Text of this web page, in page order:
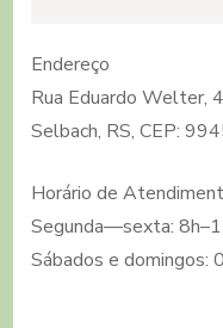
Endereço
Rua Eduardo Welter,
Selbach, RS, CEP:
Horário de
Segunda—sexta:
Sábados e domingos: